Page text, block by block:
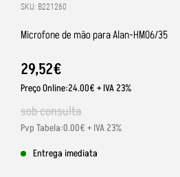
SKU: B221260
Microfone de mão para Alan-HM06/35
29,52€
Preço Online:24.00€ + IVA 23%
sob consulta
Pvp Tabela:0.00€ + IVA 23%
Entrega imediata